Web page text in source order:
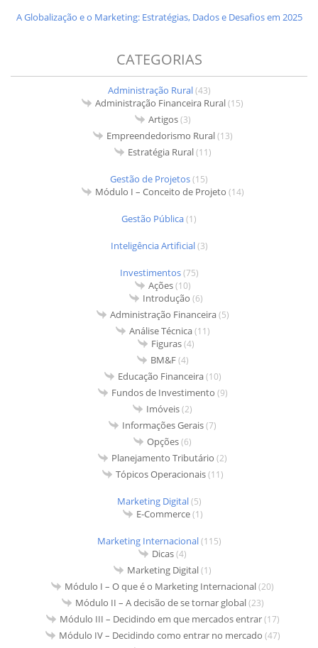
A Globalização e o Marketing: Estratégias, Dados e Desafios em 2025
CATEGORIAS
Administração Rural(43)
Administração Financeira Rural(15)
Artigos(3)
Empreendedorismo Rural(13)
Estratégia Rural(11)
Gestão de Projetos(15)
Módulo I – Conceito de Projeto (14)
Gestão Pública(1)
Inteligência Artificial(3)
Investimentos(75)
Ações(10)
Introdução (6)
Administração Financeira(5)
Análise Técnica(11)
Figuras(4)
BM&F(4)
Educação Financeira(10)
Fundos de Investimento (9)
Imóveis(2)
Informações Gerais(7)
Opções(6)
Planejamento Tributário (2)
Tópicos Operacionais(11)
Marketing Digital(5)
E-Commerce(1)
Marketing Internacional(115)
Dicas(4)
Marketing Digital(1)
Módulo I – O que é o Marketing Internacional(20)
Módulo II – A decisão de se tornar global(23)
Módulo III – Decidindo em que mercados entrar(17)
Módulo IV – Decidindo como entrar no mercado (47)